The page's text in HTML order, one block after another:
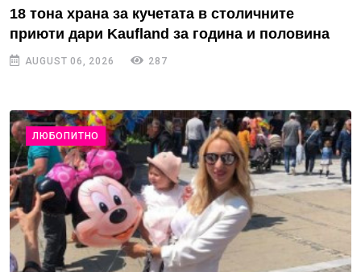
18 тона храна за кучетата в столичните
приюти дари Kaufland за година и половина
AUGUST 06, 2026 287
ЛЮБОПИТНО